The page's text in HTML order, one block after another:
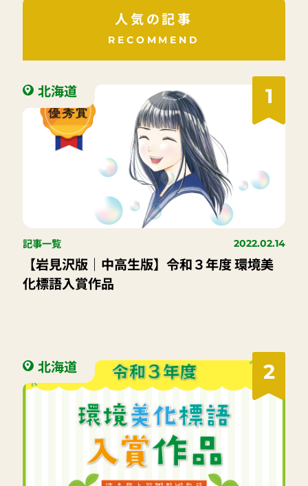
人気の記事
RECOMMEND
1
北海道
記事一覧 2022.02.14
【岩見沢版｜中高生版】令和３年度 環境美
化標語入賞作品
2
北海道